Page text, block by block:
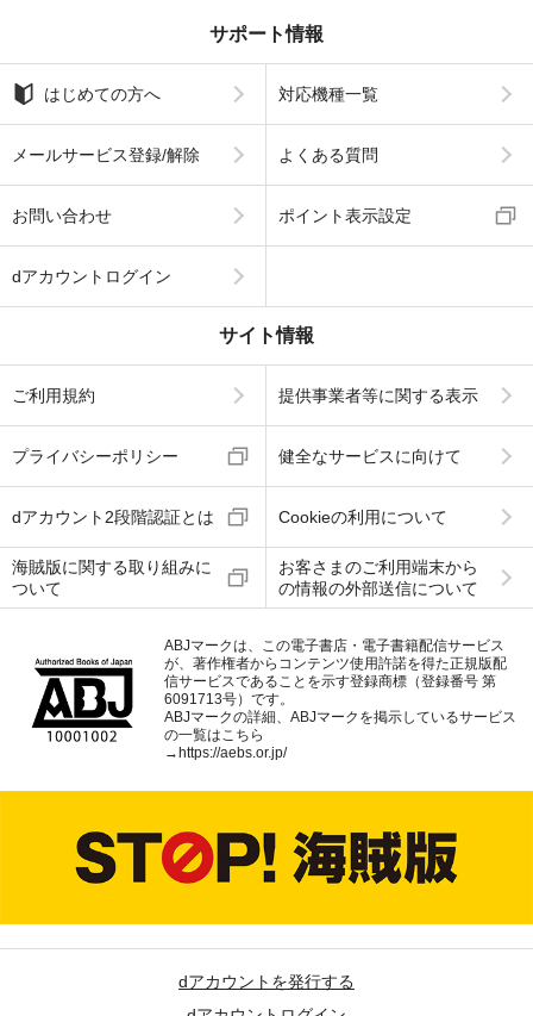
サポート情報
はじめての方へ 対応機種一覧
メールサービス登録/解除 よくある質問
お問い合わせ ポイント表示設定
dアカウントログイン
サイト情報
ご利用規約 提供事業者等に関する表示
プライバシーポリシー 健全なサービスに向けて
dアカウント2段階認証とは Cookieの利用について
海賊版に関する取り組みに
ついて
お客さまのご利用端末から
の情報の外部送信について
ABJマークは、この電子書店・電子書籍配信サービス
が、著作権者からコンテンツ使用許諾を得た正規版配
信サービスであることを示す登録商標（登録番号 第
6091713号）です。
ABJマークの詳細、ABJマークを掲示しているサービス
の一覧はこちら
→ https://aebs.or.jp/
dアカウントを発行する